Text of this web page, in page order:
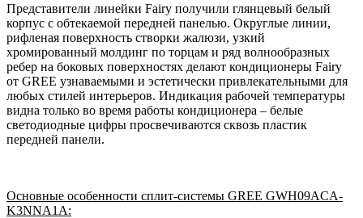
Представители линейки Fairy получили глянцевый белый
корпус с обтекаемой передней панелью. Округлые линии,
рифленая поверхность створки жалюзи, узкий
хромированный молдинг по торцам и ряд волнообразных
ребер на боковых поверхностях делают кондиционеры Fairy
от GREE узнаваемыми и эстетически привлекательными для
любых стилей интерьеров. Индикация рабочей температуры
видна только во время работы кондиционера – белые
светодиодные цифры просвечиваются сквозь пластик
передней панели.
Основные особенности сплит-системы GREE GWH09ACA-
K3NNA1A: